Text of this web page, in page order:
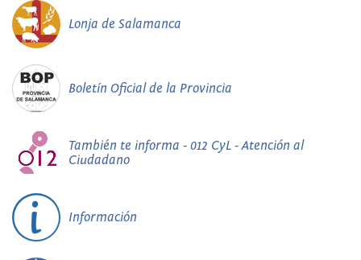
Lonja de Salamanca
Boletín Oficial de la Provincia
También te informa - 012 CyL - Atención al
Ciudadano
Información